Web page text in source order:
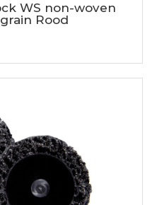
WS non-woven
Rood